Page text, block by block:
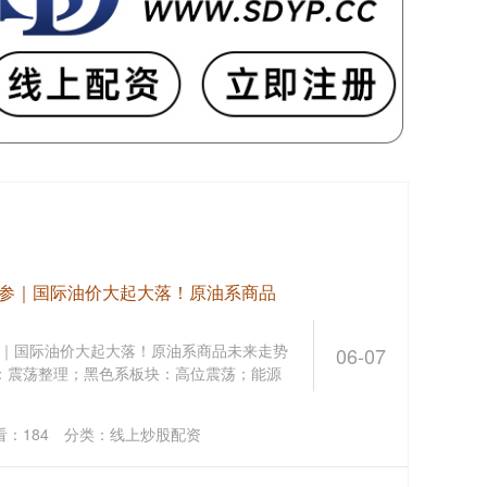
06-07
｜国际油价大起大落！原油系商品
国际油价大起大落！原油系商品未来走势
荡整理；黑色系板块：高位震荡；能源
184 分类： 线上炒股配资